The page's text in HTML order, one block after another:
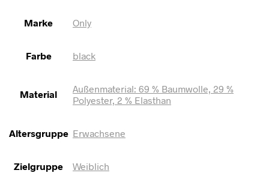
Marke Only
Farbe black
Material
Außenmaterial: 69 % Baumwolle, 29 %
Polyester, 2 % Elasthan
Altersgruppe Erwachsene
Zielgruppe Weiblich